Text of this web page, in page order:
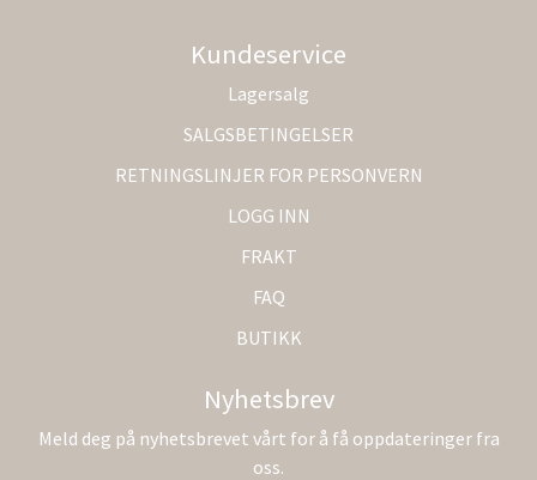
Kundeservice
Lagersalg
SALGSBETINGELSER
RETNINGSLINJER FOR PERSONVERN
LOGG INN
FRAKT
FAQ
BUTIKK
Nyhetsbrev
Meld deg på nyhetsbrevet vårt for å få oppdateringer fra
oss.